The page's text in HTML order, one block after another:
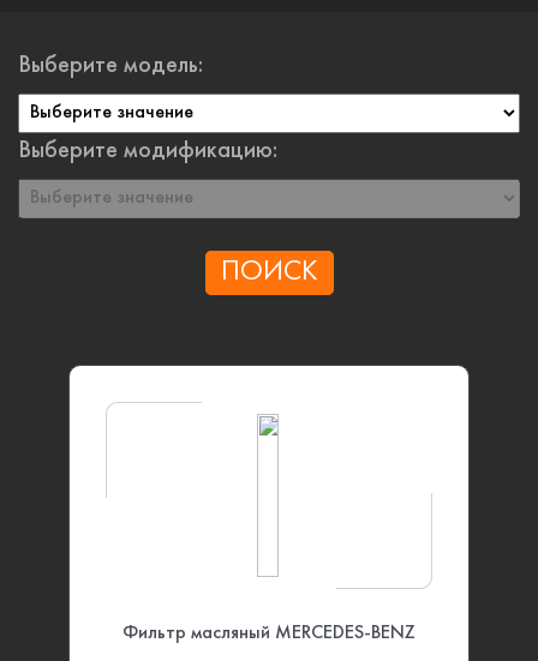
Выберите модель:
Выберите модификацию:
ПОИСК
Фильтр масляный MERCEDES-BENZ